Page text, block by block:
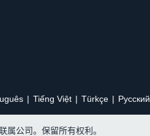
Tiếng Việt Türkçe Ρусский
公司。保留所有权利。